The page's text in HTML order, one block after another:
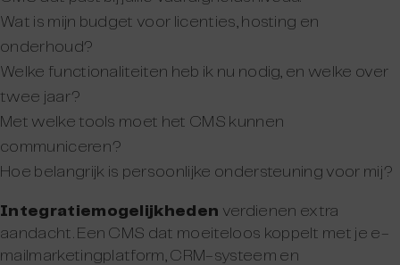
Wat is mijn budget voor licenties, hosting en
onderhoud?
Welke functionaliteiten heb ik nu nodig, en welke over
twee jaar?
Met welke tools moet het CMS kunnen
communiceren?
Hoe belangrijk is persoonlijke ondersteuning voor mij?
Integratiemogelijkheden verdienen extra
aandacht. Een CMS dat moeiteloos koppelt met je e-
mailmarketingplatform, CRM-systeem en